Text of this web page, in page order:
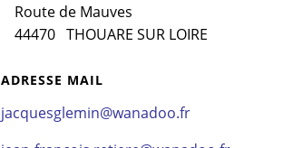
Route de Mauves
44470 THOUARE SUR LOIRE
ADRESSE MAIL
jacquesglemin@wanadoo.fr